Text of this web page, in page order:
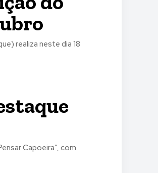
realiza neste dia 18
Capoeira”, com